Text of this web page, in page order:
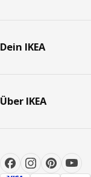
Dein IKEA
Über IKEA